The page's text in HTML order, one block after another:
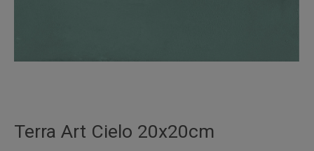
Terra Art Cielo 20x20cm